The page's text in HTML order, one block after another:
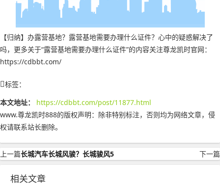
【归纳】办露营基地？露营基地需要办理什么证件？心中的疑惑解决了
吗，更多关于“露营基地需要办理什么证件”的内容关注尊龙凯时官网：
https://cdbbt.com/
标签：
本文地址：
https://cdbbt.com/post/11877.html
www.尊龙凯时888的版权声明： 除非特别标注，否则均为网络文章，侵
权请联系站长删除。
上一篇长城汽车长城风骏？长城骏风5 下一篇
相关文章